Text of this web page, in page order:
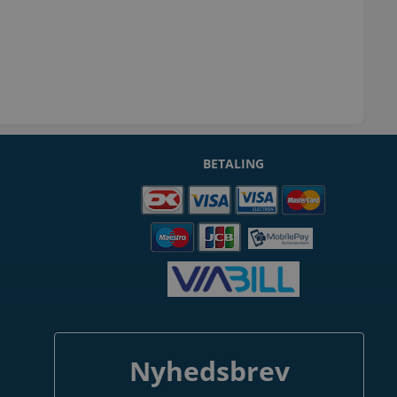
BETALING
Nyhedsbrev